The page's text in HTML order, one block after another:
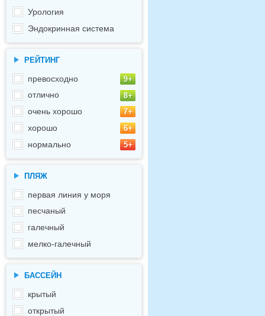
Урология
Эндокринная система
РЕЙТИНГ
превосходно
отлично
очень хорошо
хорошо
нормально
ПЛЯЖ
первая линия у моря
песчаный
галечный
мелко-галечный
БАССЕЙН
крытый
открытый